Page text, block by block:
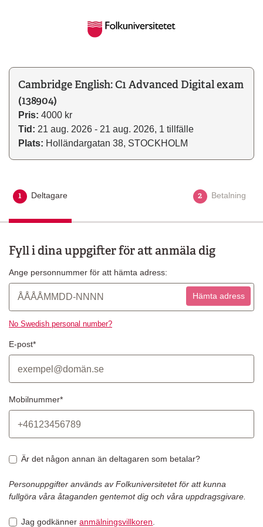
Cambridge English: C1 Advanced Digital exam
(138904)
Pris: 4000 kr
Tid: 21 aug. 2026 - 21 aug. 2026, 1 tillfälle
Plats: Holländargatan 38, STOCKHOLM
1 Aktuellt steg
Deltagare 2 Betalning
Fyll i dina uppgifter för att anmäla dig
Ange personnummer för att hämta adress:
Hämta adress
No Swedish personal number?
E-post*
Mobilnummer*
Är det någon annan än deltagaren som betalar?
Personuppgifter används av Folkuniversitetet för att kunna
fullgöra våra åtaganden gentemot dig och våra uppdragsgivare.
Jag godkänneranmälningsvillkoren